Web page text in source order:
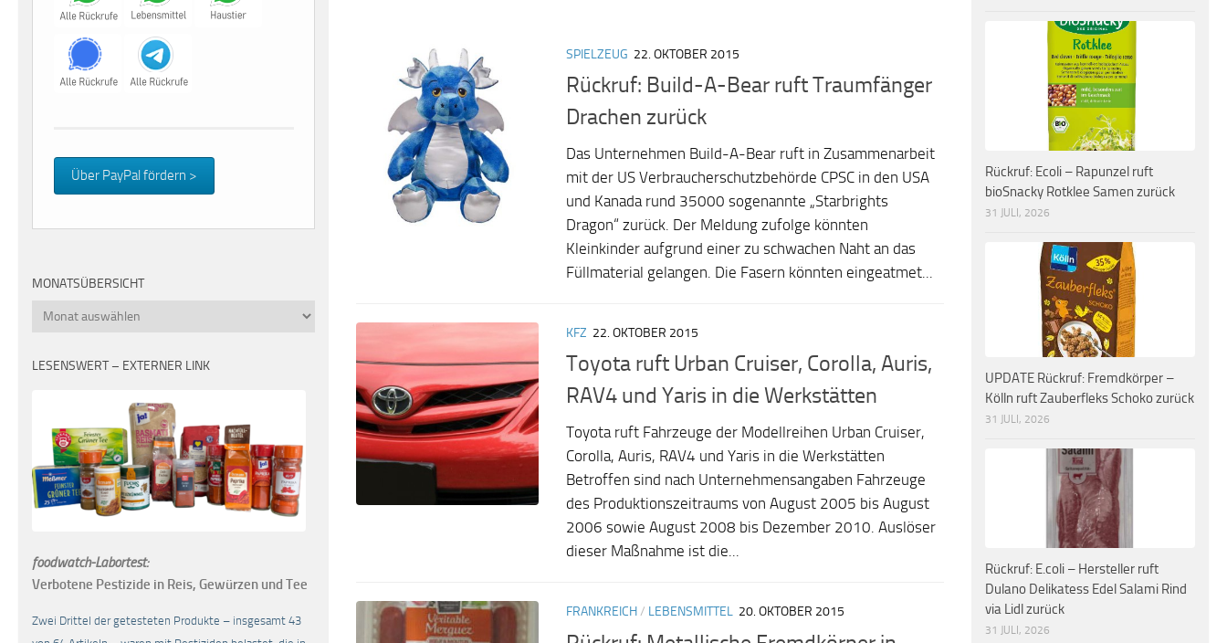
SPIELZEUG 22. OKTOBER 2015
Rückruf: Build-A-Bear ruft Traumfänger
Drachen zurück
Das Unternehmen Build-A-Bear ruft in Zusammenarbeit
mit der US Verbraucherschutzbehörde CPSC in den USA
und Kanada rund 35000 sogenannte „Starbrights
Dragon“ zurück. Der Meldung zufolge könnten
Kleinkinder aufgrund einer zu schwachen Naht an das
Füllmaterial gelangen. Die Fasern könnten eingeatmet...
KFZ 22. OKTOBER 2015
Toyota ruft Urban Cruiser, Corolla, Auris,
RAV4 und Yaris in die Werkstätten
Toyota ruft Fahrzeuge der Modellreihen Urban Cruiser,
Corolla, Auris, RAV4 und Yaris in die Werkstätten
Betroffen sind nach Unternehmensangaben Fahrzeuge
des Produktionszeitraums von August 2005 bis August
2006 sowie August 2008 bis Dezember 2010. Auslöser
dieser Maßnahme ist die...
FRANKREICH/ LEBENSMITTEL 20. OKTOBER 2015
Über PayPal fördern >
MONATSÜBERSICHT
Monatsübersicht
LESENSWERT – EXTERNER LINK
foodwatch-Labortest:
Verbotene Pestizide in Reis, Gewürzen und Tee
Zwei Drittel der getesteten Produkte – insgesamt 43
Rückruf: Ecoli – Rapunzel ruft
bioSnacky Rotklee Samen zurück
31 JULI, 2026
UPDATE Rückruf: Fremdkörper –
Kölln ruft Zauberfleks Schoko zurück
31 JULI, 2026
Rückruf: E.coli – Hersteller ruft
Dulano Delikatess Edel Salami Rind
via Lidl zurück
31 JULI, 2026